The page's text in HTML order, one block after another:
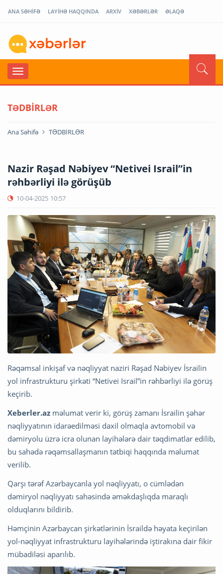
ANA SƏHİFƏ LAYİHƏ HAQQINDA ARXİV XƏBƏRLƏR ƏLAQƏ
TƏDBİRLƏR
Ana Səhifə TƏDBİRLƏR
Nazir Rəşad Nəbiyev “Netivei Israil”in
rəhbərliyi ilə görüşüb
10-04-2025 10:57
Rəqəmsal inkişaf və nəqliyyat naziri Rəşad Nəbiyev İsrailin
yol infrastrukturu şirkəti “Netivei Israil”in rəhbərliyi ilə görüş
keçirib.
Xeberler.az məlumat verir ki, görüş zamanı İsrailin şəhər
nəqliyyatının idarəedilməsi daxil olmaqla avtomobil və
dəmiryolu üzrə icra olunan layihələrə dair təqdimatlar edilib,
bu sahədə rəqəmsallaşmanın tətbiqi haqqında məlumat
verilib.
Qarşı tərəf Azərbaycanla yol nəqliyyatı, o cümlədən
dəmiryol nəqliyyatı sahəsində əməkdaşlıqda maraqlı
olduqlarını bildirib.
Həmçinin Azərbaycan şirkətlərinin İsraildə həyata keçirilən
yol-nəqliyyat infrastrukturu layihələrində iştirakına dair fikir
mübadiləsi aparılıb.